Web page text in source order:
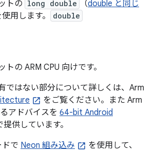
トの long double （double と同じ
用します。 double
トの ARM CPU 向けです。
ではない部分について詳しくは、Arm
をご覧ください。また Arm
アドバイスを 64-bit Android
提供しています。
ドで Neon 組み込み
を使用して、